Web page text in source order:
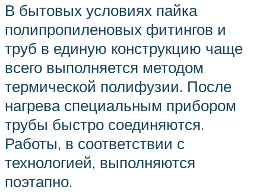
В бытовых условиях пайка
полипропиленовых фитингов и
труб в единую конструкцию чаще
всего выполняется методом
термической полифузии. После
нагрева специальным прибором
трубы быстро соединяются.
Работы, в соответствии с
технологией, выполняются
поэтапно.